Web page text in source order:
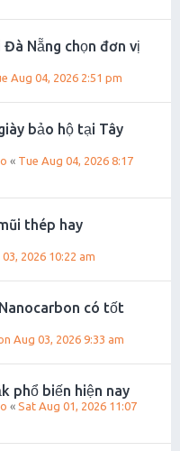
Nẵng chọn đơn vị
Aug 04, 2026 2:51 pm
bảo hộ tại Tây
« Tue Aug 04, 2026 8:17
thép hay
2026 10:22 am
có tốt
Aug 03, 2026 9:33 am
phổ biến hiện nay
« Sat Aug 01, 2026 11:07